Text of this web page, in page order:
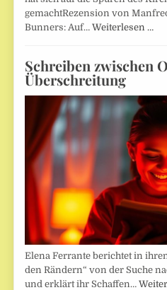
gemachtRezension von
Bunners: Auf…Weiterlesen …
Schreiben zwischen
Überschreitung
Elena Ferrante berichtet in
den Rändern“ von der Suche
und erklärt ihr Schaffen…